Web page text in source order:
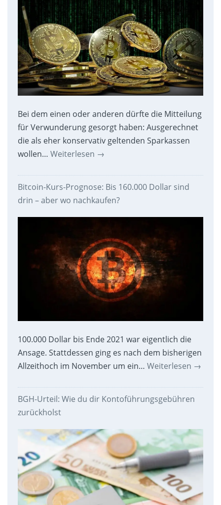
Bei dem einen oder anderen dürfte die Mitteilung
für Verwunderung gesorgt haben: Ausgerechnet
die als eher konservativ geltenden Sparkassen
wollen… Weiterlesen →
Bitcoin-Kurs-Prognose: Bis 160.000 Dollar sind
drin – aber wo nachkaufen?
100.000 Dollar bis Ende 2021 war eigentlich die
Ansage. Stattdessen ging es nach dem bisherigen
Allzeithoch im November um ein… Weiterlesen →
BGH-Urteil: Wie du dir Kontoführungsgebühren
zurückholst